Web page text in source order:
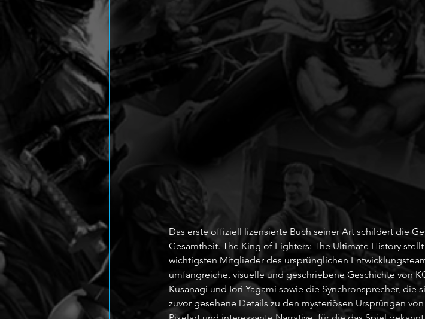
Das erste offiziell lizensierte Buch seiner Art schildert die
Gesamtheit. The King of Fighters: The Ultimate History
wichtigsten Mitglieder des ursprünglichen
umfangreiche, visuelle und geschriebene Geschichte von
Kusanagi und Iori Yagami sowie die Synchronsprecher, die
zuvor gesehene Details zu den mysteriösen Ursprüngen